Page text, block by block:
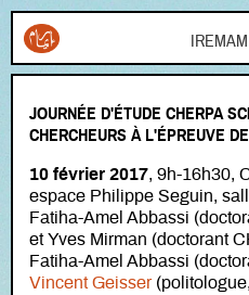
JOURNÉE D'ÉTUDE CHERPA
CHERCHEURS À L'ÉPREUVE
10 février 2017, 9h-16h30,
espace Philippe Seguin,
Fatiha-Amel Abbassi
et Yves Mirman (doctorant
Fatiha-Amel Abbassi
Vincent Geisser